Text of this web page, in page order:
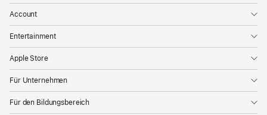
Account
Entertainment
Apple Store
Für Unternehmen
Für den Bildungsbereich